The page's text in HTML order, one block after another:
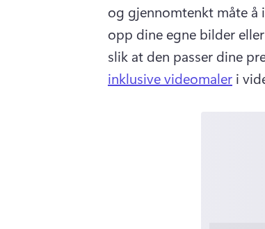
og gjennomtenkt måte å
opp dine egne bilder
slik at den passer dine
inklusive videomaler i